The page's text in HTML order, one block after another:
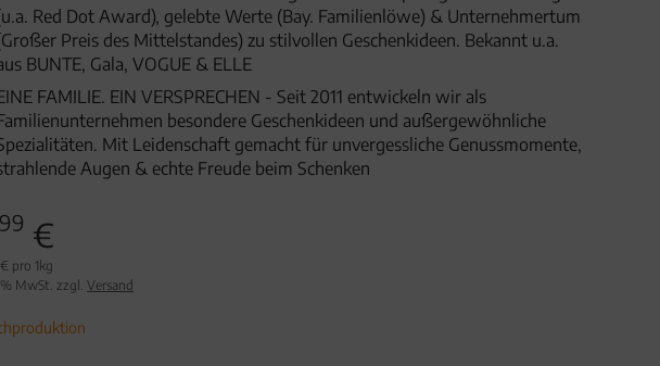
Red Dot Award), gelebte Werte (Bay. Familienlöwe) & Unternehmertum
Preis des Mittelstandes) zu stilvollen Geschenkideen. Bekannt u.a.
BUNTE, Gala, VOGUE & ELLE
FAMILIE. EIN VERSPRECHEN - Seit 2011 entwickeln wir als
besondere Geschenkideen und außergewöhnliche
Mit Leidenschaft gemacht für unvergessliche Genussmomente,
Augen & echte Freude beim Schenken
99 €
pro 1kg
MwSt. zzgl. Versand